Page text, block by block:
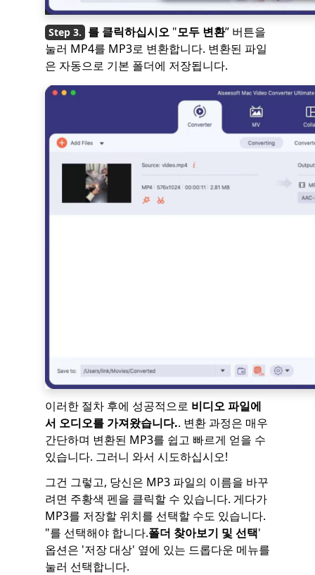
를 클릭하십시오 "모두 변환” 버튼을
눌러 MP4를 MP3로 변환합니다. 변환된 파일
은 자동으로 기본 폴더에 저장됩니다.
이러한 절차 후에 성공적으로 비디오 파일에
서 오디오를 가져왔습니다.. 변환 과정은 매우
간단하며 변환된 MP3를 쉽고 빠르게 얻을 수
있습니다. 그러니 와서 시도하십시오!
그건 그렇고, 당신은 MP3 파일의 이름을 바꾸
려면 주황색 펜을 클릭할 수 있습니다. 게다가
MP3를 저장할 위치를 선택할 수도 있습니다.
"를 선택해야 합니다.폴더 찾아보기 및 선택'
옵션은 '저장 대상' 옆에 있는 드롭다운 메뉴를
눌러 선택합니다.